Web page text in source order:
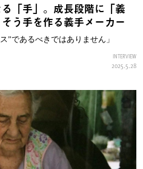
「手」。成長段階に「義
う手を作る義手メーカー
”であるべきではありません」
INTERVIEW
2025.5.28